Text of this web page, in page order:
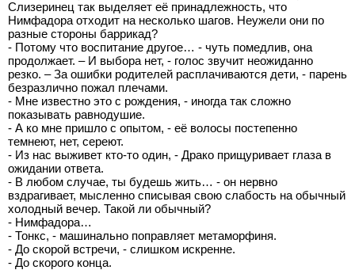
Слизеринец так выделяет её принадлежность, что
Нимфадора отходит на несколько шагов. Неужели они по
разные стороны баррикад?
- Потому что воспитание другое… - чуть помедлив, она
продолжает. – И выбора нет, - голос звучит неожиданно
резко. – За ошибки родителей расплачиваются дети, - парень
безразлично пожал плечами.
- Мне известно это с рождения, - иногда так сложно
показывать равнодушие.
- А ко мне пришло с опытом, - её волосы постепенно
темнеют, нет, сереют.
- Из нас выживет кто-то один, - Драко прищуривает глаза в
ожидании ответа.
- В любом случае, ты будешь жить… - он нервно
вздрагивает, мысленно списывая свою слабость на обычный
холодный вечер. Такой ли обычный?
- Нимфадора…
- Тонкс, - машинально поправляет метаморфиня.
- До скорой встречи, - слишком искренне.
- До скорого конца.